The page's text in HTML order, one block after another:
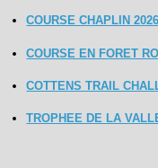
COURSE CHAPLIN 2026
COURSE EN FORET
COTTENS TRAIL
TROPHEE DE LA